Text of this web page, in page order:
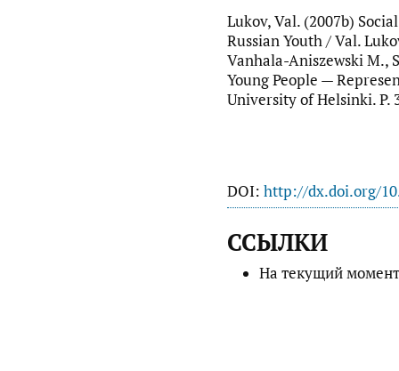
Lukov, Val. (2007b)
Russian Youth / Val.
Vanhala-Aniszewski M.,
Young People —
University of Helsinki. P.
DOI: http://dx.doi.org/
ССЫЛКИ
На текущий